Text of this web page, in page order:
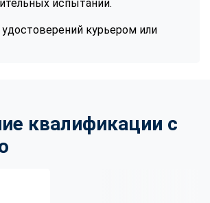
испытаний.
курьером или
квалификации с